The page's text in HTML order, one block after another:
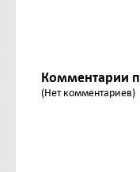
Комментарии
(Нет комментариев)